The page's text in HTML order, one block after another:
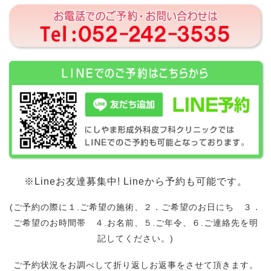
※Lineお友達募集中! Lineから予約も可能です。
(ご予約の際に１.ご希望の施術、２．ご希望のお日にち ３．
ご希望のお時間帯 ４.お名前、５.ご年令、６.ご連絡先を明
記してください。)
ご予約状況をお調べして折り返しお返事をさせて頂きます。